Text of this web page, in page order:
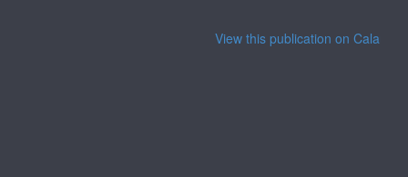
View this publication on Calaméo